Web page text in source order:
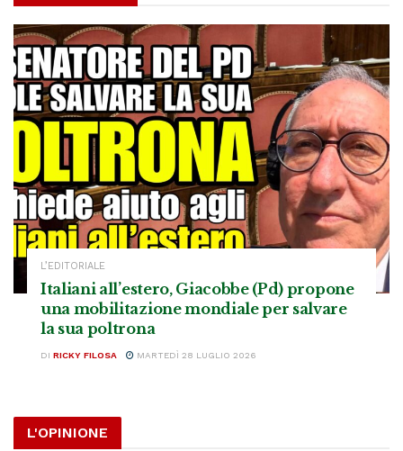
L’EDITORIALE
Italiani all’estero, Giacobbe (Pd) propone
una mobilitazione mondiale per salvare
la sua poltrona
DI RICKY FILOSA MARTEDÌ 28 LUGLIO 2026
L'OPINIONE